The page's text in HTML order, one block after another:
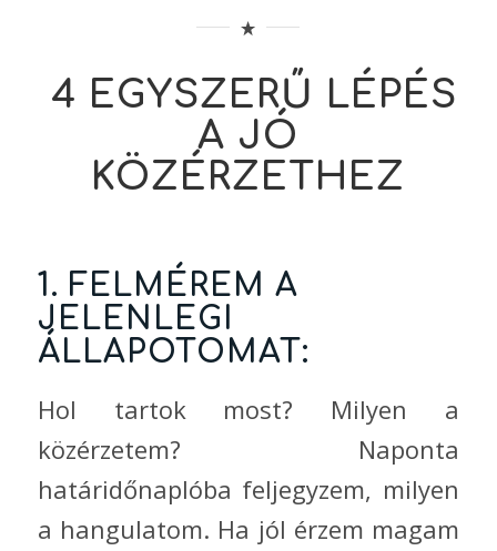
4 EGYSZERŰ LÉPÉS
A JÓ
KÖZÉRZETHEZ
1. FELMÉREM A
JELENLEGI
ÁLLAPOTOMAT:
Hol tartok most? Milyen a
közérzetem? Naponta
határidőnaplóba feljegyzem, milyen
a hangulatom. Ha jól érzem magam